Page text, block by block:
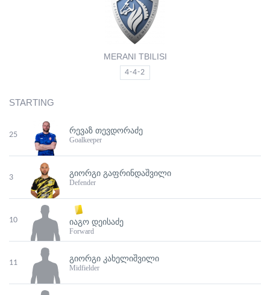
MERANI TBILISI
4-4-2
STARTING
25 ᲠᲔᲕᲐᲖ ᲗᲔᲕᲓᲝᲠᲐᲫᲔ
Goalkeeper
3 ᲒᲘᲝᲠᲒᲘ ᲒᲐᲤᲠᲘᲜᲓᲐᲨᲕᲘᲚᲘ
Defender
10 ᲘᲐᲒᲝ ᲓᲔᲘᲡᲐᲫᲔ
Forward
11 ᲒᲘᲝᲠᲒᲘ ᲙᲐᲮᲔᲚᲘᲨᲕᲘᲚᲘ
Midfielder